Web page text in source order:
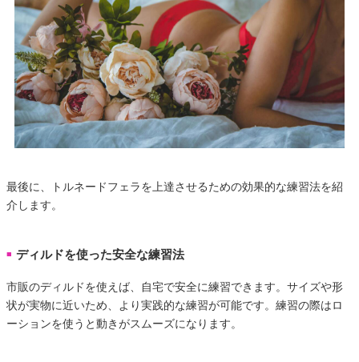
最後に、トルネードフェラを上達させるための効果的な練習法を紹
介します。
■ ディルドを使った安全な練習法
市販のディルドを使えば、自宅で安全に練習できます。サイズや形
状が実物に近いため、より実践的な練習が可能です。練習の際はロ
ーションを使うと動きがスムーズになります。